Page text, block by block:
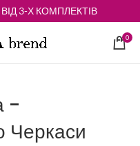
3-Х КОМПЛЕКТІВ
0
-
Черкаси